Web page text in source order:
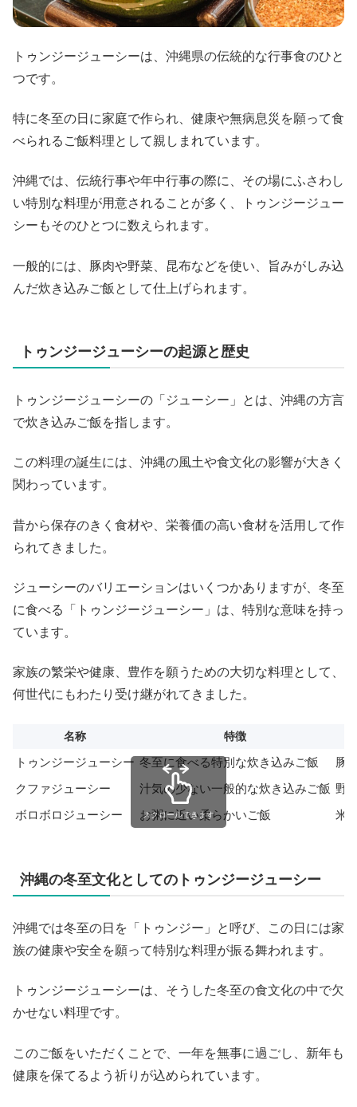
トゥンジージューシーは、沖縄県の伝統的な行事食のひと
つです。
特に冬至の日に家庭で作られ、健康や無病息災を願って食
べられるご飯料理として親しまれています。
沖縄では、伝統行事や年中行事の際に、その場にふさわし
い特別な料理が用意されることが多く、トゥンジージュー
シーもそのひとつに数えられます。
一般的には、豚肉や野菜、昆布などを使い、旨みがしみ込
んだ炊き込みご飯として仕上げられます。
トゥンジージューシーの起源と歴史
トゥンジージューシーの「ジューシー」とは、沖縄の方言
で炊き込みご飯を指します。
この料理の誕生には、沖縄の風土や食文化の影響が大きく
関わっています。
昔から保存のきく食材や、栄養価の高い食材を活用して作
られてきました。
ジューシーのバリエーションはいくつかありますが、冬至
に食べる「トゥンジージューシー」は、特別な意味を持っ
ています。
家族の繁栄や健康、豊作を願うための大切な料理として、
何世代にもわたり受け継がれてきました。
名称 特徴
トゥンジージューシー 冬至に食べる特別な炊き込みご飯
豚
クファジューシー
汁気の少ない一般的な炊き込みご飯 野
ボロボロジューシー
お粥に近い柔らかいご飯 米
スクロールできます
沖縄の冬至文化としてのトゥンジージューシー
沖縄では冬至の日を「トゥンジー」と呼び、この日には家
族の健康や安全を願って特別な料理が振る舞われます。
トゥンジージューシーは、そうした冬至の食文化の中で欠
かせない料理です。
このご飯をいただくことで、一年を無事に過ごし、新年も
健康を保てるよう祈りが込められています。